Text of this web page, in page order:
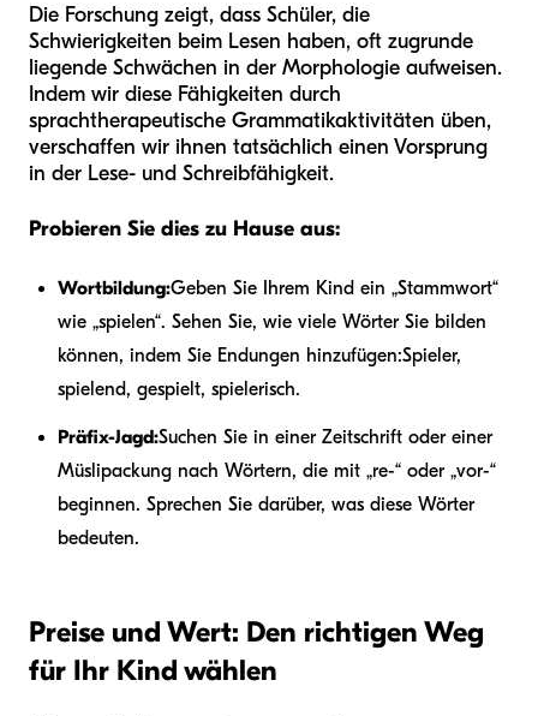
Die Forschung zeigt, dass Schüler, die
Schwierigkeiten beim Lesen haben, oft zugrunde
liegende Schwächen in der Morphologie aufweisen.
Indem wir diese Fähigkeiten durch
sprachtherapeutische Grammatikaktivitäten üben,
verschaffen wir ihnen tatsächlich einen Vorsprung
in der Lese- und Schreibfähigkeit.
Probieren Sie dies zu Hause aus:
Wortbildung:Geben Sie Ihrem Kind ein „Stammwort“
wie „spielen“. Sehen Sie, wie viele Wörter Sie bilden
können, indem Sie Endungen hinzufügen:Spieler,
spielend, gespielt, spielerisch.
Präfix-Jagd:Suchen Sie in einer Zeitschrift oder einer
Müslipackung nach Wörtern, die mit „re-“ oder „vor-“
beginnen. Sprechen Sie darüber, was diese Wörter
bedeuten.
Preise und Wert: Den richtigen Weg
für Ihr Kind wählen